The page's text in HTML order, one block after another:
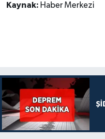
Kaynak: Haber Merkezi